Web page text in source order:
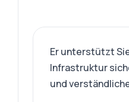
Er unterstützt
Infrastruktur
und